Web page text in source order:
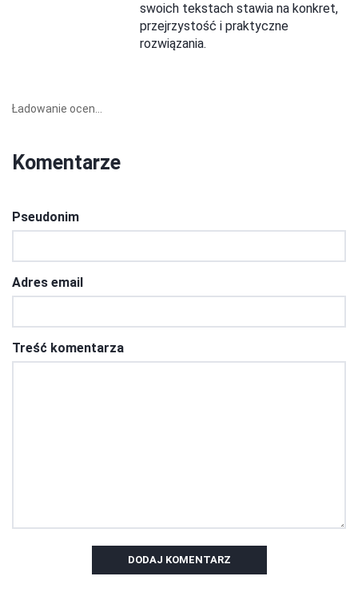
swoich tekstach stawia na konkret,
przejrzystość i praktyczne
rozwiązania.
Ładowanie ocen...
Komentarze
Pseudonim
Adres email
Treść komentarza
DODAJ KOMENTARZ